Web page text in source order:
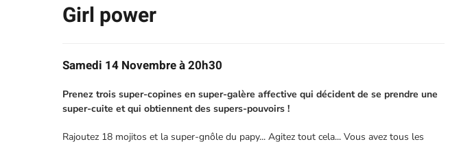
Girl power
Samedi 14 Novembre à 20h30
Prenez trois super-copines en super-galère affective qui décident de se prendre une
super-cuite et qui obtiennent des supers-pouvoirs !
Rajoutez 18 mojitos et la super-gnôle du papy... Agitez tout cela... Vous avez tous les